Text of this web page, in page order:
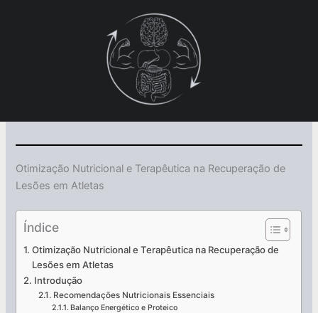
Otimização Nutricional e Terapêutica na Recuperação de
Lesões em Atletas
Índice
Otimização Nutricional e Terapêutica na Recuperação de
Lesões em Atletas
Introdução
Recomendações Nutricionais Essenciais
Balanço Energético e Proteico